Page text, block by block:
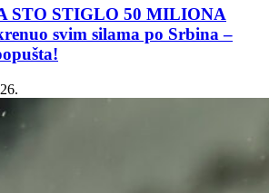
STO STIGLO 50 MILIONA
svim silama po Srbina –